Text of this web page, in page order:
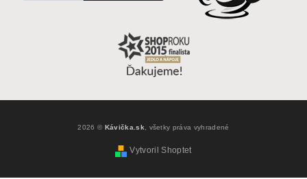
2026 © Kávička.sk, všetky práva vyhradené
Vytvoril Shoptet